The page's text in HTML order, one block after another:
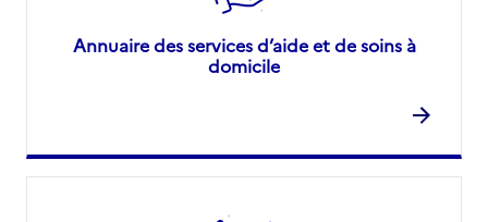
Annuaire des services d’aide et de soins à
domicile